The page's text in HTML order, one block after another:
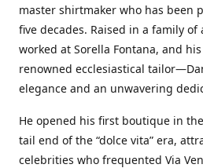
master shirtmaker who has been
five decades. Raised in a family
worked at Sorella Fontana, and
renowned ecclesiastical
elegance and an unwavering
He opened his first boutique in
tail end of the “dolce vita” era,
celebrities who frequented Via